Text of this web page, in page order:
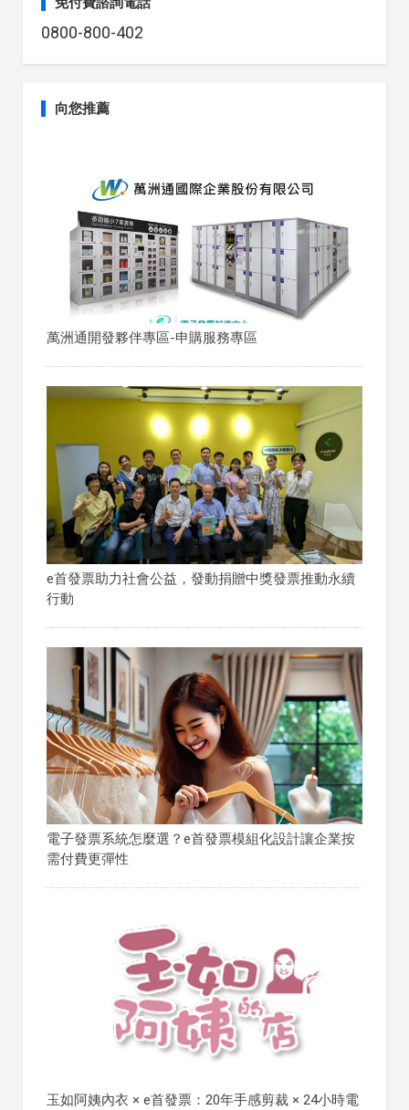
0800-800-402
向您推薦
萬洲通開發夥伴專區-申購服務專區
e首發票助力社會公益，發動捐贈中獎發票推動永續
行動
電子發票系統怎麼選？e首發票模組化設計讓企業按
需付費更彈性
玉如阿姨內衣 × e首發票：20年手感剪裁 × 24小時電